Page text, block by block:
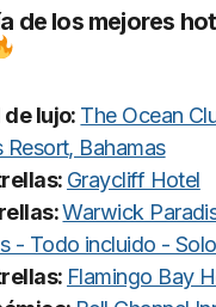
de los mejores
de lujo: The Ocean
Resort, Bahamas
Graycliff Hotel
Warwick
- Todo incluido -
Flamingo Bay